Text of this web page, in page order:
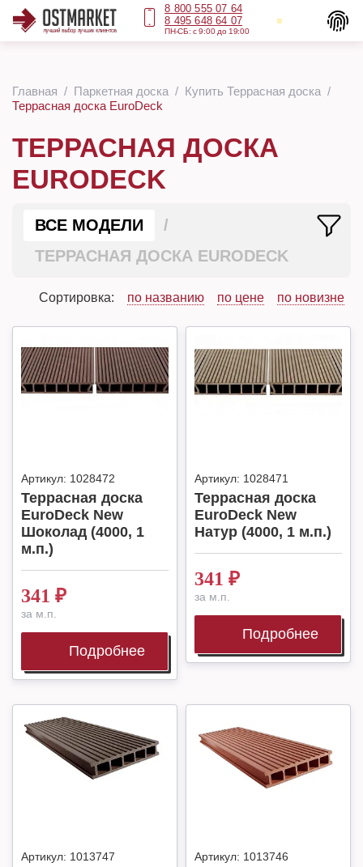
8 800 555 07 64
8 495 648 64 07
ПН-СБ: с 9:00 до 19:00
Главная Паркетная доска
Купить Террасная доска
Террасная доска EuroDeck
ТЕРРАСНАЯ ДОСКА
EURODECK
ВСЕ МОДЕЛИ
ТЕРРАСНАЯ ДОСКА EURODECK
Сортировка: по названию по цене по новизне
Артикул: 1028472
Террасная доска
EuroDeck New
Шоколад (4000, 1
м.п.)
341 ₽
за м.п.
Подробнее
Артикул: 1028471
Террасная доска
EuroDeck New
Натур (4000, 1 м.п.)
341 ₽
за м.п.
Подробнее
Артикул: 1013747 Артикул: 1013746